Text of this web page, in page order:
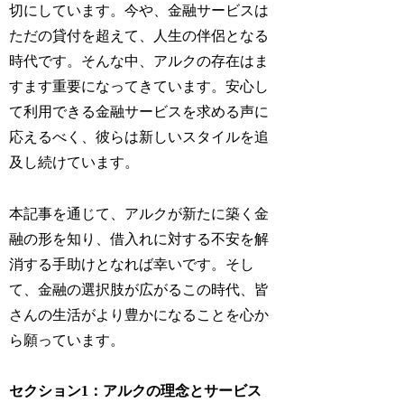
切にしています。今や、金融サービスは
ただの貸付を超えて、人生の伴侶となる
時代です。そんな中、アルクの存在はま
すます重要になってきています。安心し
て利用できる金融サービスを求める声に
応えるべく、彼らは新しいスタイルを追
及し続けています。
本記事を通じて、アルクが新たに築く金
融の形を知り、借入れに対する不安を解
消する手助けとなれば幸いです。そし
て、金融の選択肢が広がるこの時代、皆
さんの生活がより豊かになることを心か
ら願っています。
セクション1：アルクの理念とサービス